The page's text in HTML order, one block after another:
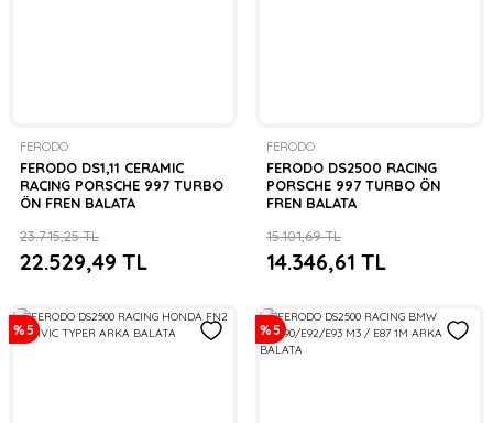
FERODO
FERODO DS1,11 CERAMIC
RACING PORSCHE 997 TURBO
ÖN FREN BALATA
22.529,49 TL
23.715,25 TL
FERODO
FERODO DS2500 RACING
PORSCHE 997 TURBO ÖN
FREN BALATA
14.346,61 TL
15.101,69 TL
%5 %5